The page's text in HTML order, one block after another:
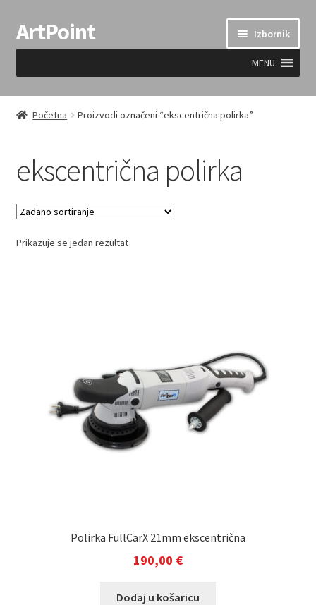
Preskoči
na
Skoči
do
ArtPoint Izbornik
MENU
Uvjeti prodaje
Početna Proizvodi označeni “ekscentrična polirka”
ekscentrična polirka
Prikazuje se jedan rezultat
Polirka FullCarX 21mm ekscentrična
190,00 €
Dodaj u košaricu